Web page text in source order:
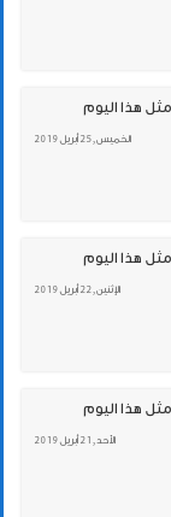
هذا اليوم
الخميس , 25 أبريل 2019
هذا اليوم
الإثنين , 22 أبريل 2019
هذا اليوم
الأحد , 21 أبريل 2019